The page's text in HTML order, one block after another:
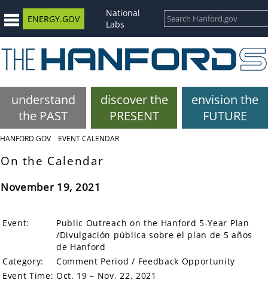
ENERGY.GOV
National
Labs
understand
the PAST
discover the
PRESENT
envision the
FUTURE
HANFORD.GOV EVENT CALENDAR
On the Calendar
November 19, 2021
Event:
Public Outreach on the Hanford 5-Year Plan
/Divulgación pública sobre el plan de 5 años
de Hanford
Category:
Comment Period / Feedback Opportunity
Event Time: Oct. 19 – Nov. 22, 2021